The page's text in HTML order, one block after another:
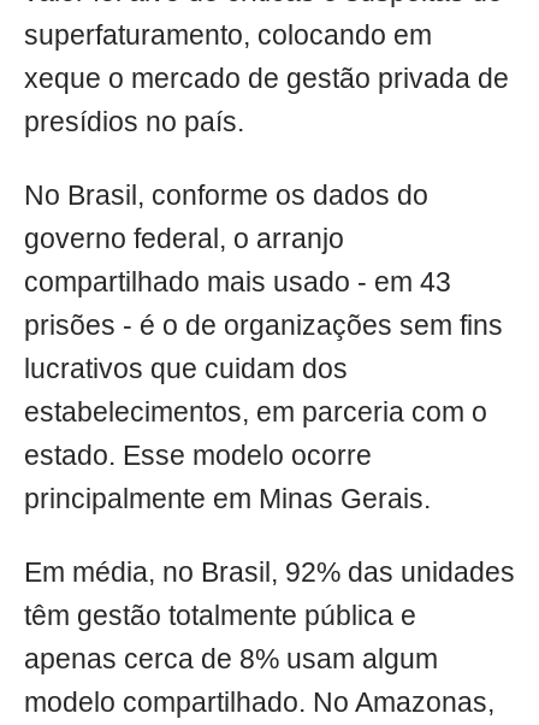
superfaturamento, colocando em
xeque o mercado de gestão privada de
presídios no país.
No Brasil, conforme os dados do
governo federal, o arranjo
compartilhado mais usado - em 43
prisões - é o de organizações sem fins
lucrativos que cuidam dos
estabelecimentos, em parceria com o
estado. Esse modelo ocorre
principalmente em Minas Gerais.
Em média, no Brasil, 92% das unidades
têm gestão totalmente pública e
apenas cerca de 8% usam algum
modelo compartilhado. No Amazonas,